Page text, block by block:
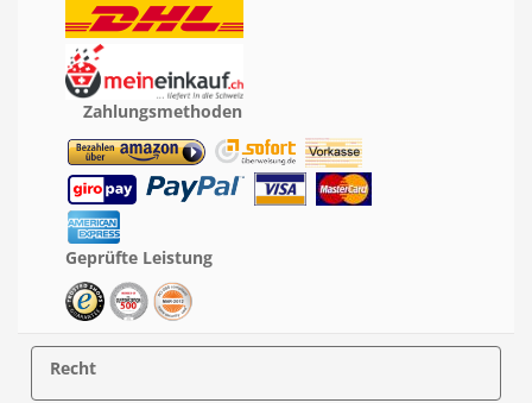
Zahlungsmethoden
Geprüfte Leistung
Recht